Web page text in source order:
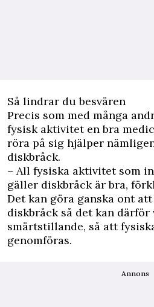
Så lindrar du besvären
Precis som med många
fysisk aktivitet en bra
röra på sig hjälper
diskbråck.
– All fysiska aktivitet som
gäller diskbråck är bra,
Det kan göra ganska ont
diskbråck så det kan därför
smärtstillande, så att
genomföras.
Annons